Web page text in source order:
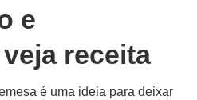
e
receita
é uma ideia para deixar